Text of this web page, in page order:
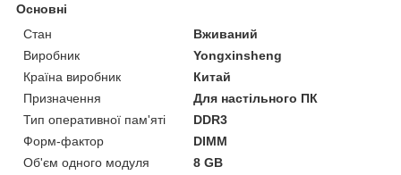
Основні
Стан
Вживаний
Виробник
Yongxinsheng
Країна виробник
Китай
Призначення
Для настільного ПК
Тип оперативної пам'яті
DDR3
Форм-фактор
DIMM
Об'єм одного модуля
8 GB